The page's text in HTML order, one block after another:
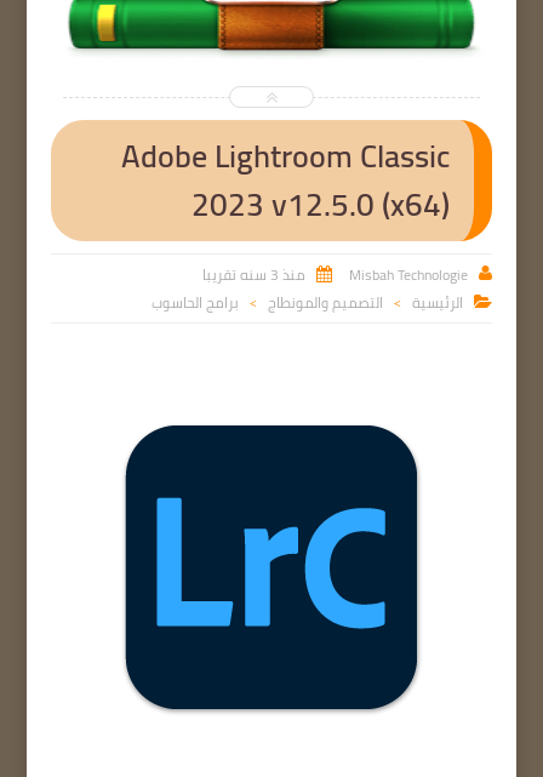
Adobe Lightroom Classic
2023 v12.5.0 (x64)

Misbah Technologie
 منذ 3 سنه تقريبا
 الرئيسية > التصميم والمونطاج > برامج الحاسوب